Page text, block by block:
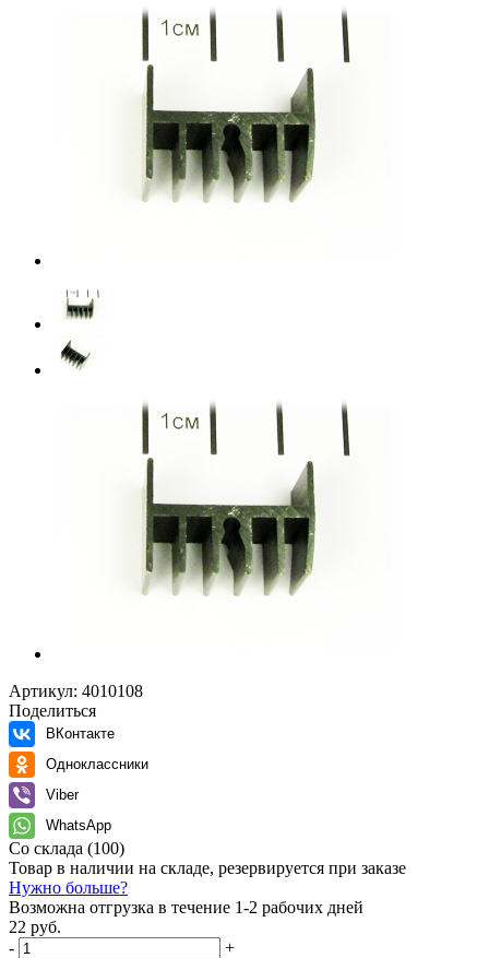
Артикул: 4010108
Поделиться
ВКонтакте
Одноклассники
Viber
WhatsApp
Со склада (100)
Товар в наличии на складе, резервируется при заказе
Нужно больше?
Возможна отгрузка в течение 1-2 рабочих дней
22 руб.
-
+